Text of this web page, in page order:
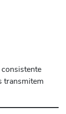
transmitem